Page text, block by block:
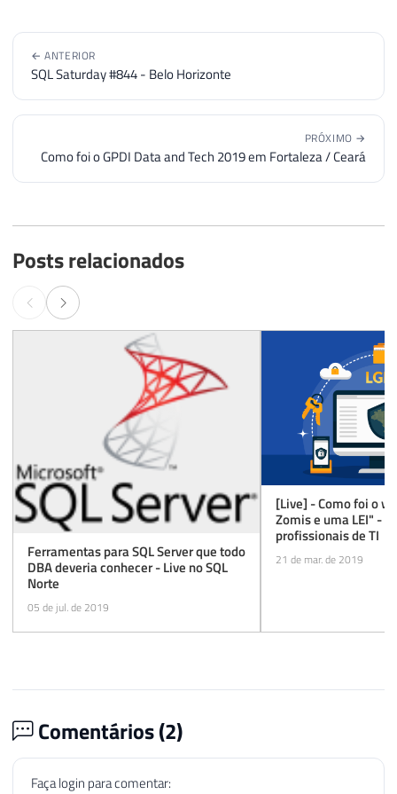
← ANTERIOR
SQL Saturday #844 - Belo Horizonte
PRÓXIMO →
Como foi o GPDI Data and Tech 2019 em Fortaleza / Ceará
Posts relacionados
Ferramentas para SQL Server que todo
DBA deveria conhecer - Live no SQL
Norte
05 de jul. de 2019
[Live] - Como foi o
Zomis e uma LEI" - A
profissionais de TI
21 de mar. de 2019
Comentários (2)
Faça login para comentar: